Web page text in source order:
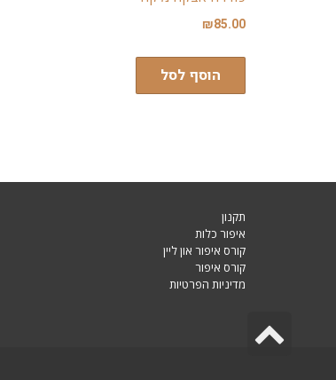
₪85.00
הוסף לסל
תקנון
איפור כלות
קורס איפור און ליין
קורס איפור
מדיניות הפרטיות